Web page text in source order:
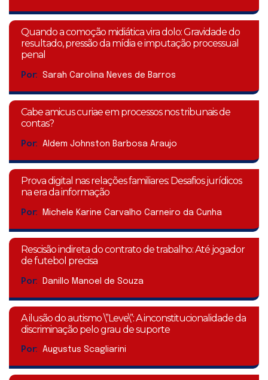
Quando a comoção midiática vira dolo: Gravidade do
resultado, pressão da mídia e imputação processual
penal
Por: Sarah Carolina Neves de Barros
Cabe amicus curiae em processos nos tribunais de
contas?
Por: Aldem Johnston Barbosa Araujo
Prova digital nas relações familiares: Desafios jurídicos
na era da informação
Por: Michele Karine Carvalho Carneiro da Cunha
Rescisão indireta do contrato de trabalho: Até jogador
de futebol precisa
Por: Danillo Manoel de Souza
A ilusão do autismo \”Leve\”: A inconstitucionalidade da
discriminação pelo grau de suporte
Por: Augustus Scagliarini